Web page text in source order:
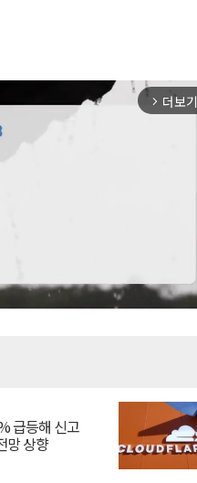
arrow_forward_ios 더보기
급등해 신고
망 상향